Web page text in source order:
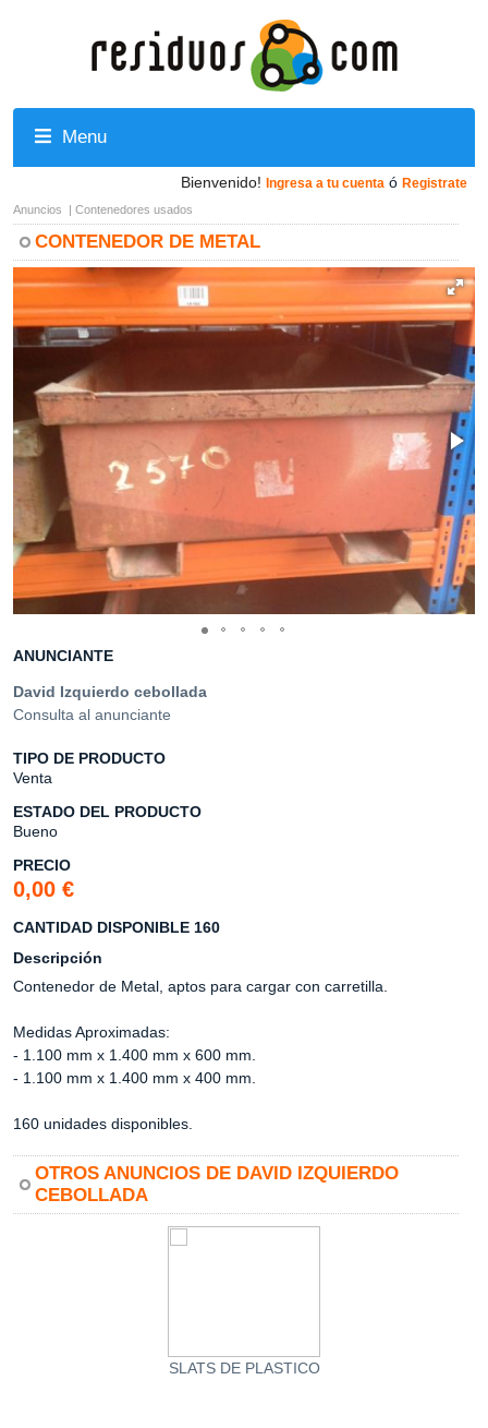
Menu
Bienvenido! Ingresa a tu cuenta ó Registrate
Anuncios | Contenedores usados
CONTENEDOR DE METAL
ANUNCIANTE
David Izquierdo cebollada
Consulta al anunciante
TIPO DE PRODUCTO
Venta
ESTADO DEL PRODUCTO
Bueno
PRECIO
0,00 €
CANTIDAD DISPONIBLE 160
Descripción
Contenedor de Metal, aptos para cargar con carretilla.
Medidas Aproximadas:
- 1.100 mm x 1.400 mm x 600 mm.
- 1.100 mm x 1.400 mm x 400 mm.
160 unidades disponibles.
OTROS ANUNCIOS DE DAVID IZQUIERDO
CEBOLLADA
SLATS DE PLASTICO